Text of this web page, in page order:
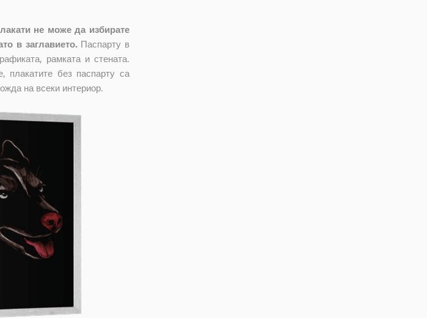
не може да избирате
в заглавието. Паспарту в
рамката и стената.
плакатите без паспарту са
на всеки интериор.